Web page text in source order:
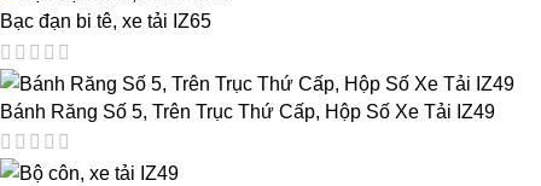
Bạc đạn bi tê, xe tải IZ65
Bánh Răng Số 5, Trên Trục Thứ Cấp, Hộp Số Xe Tải IZ49